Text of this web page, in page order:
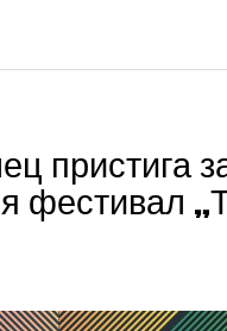
пристига
фестивал